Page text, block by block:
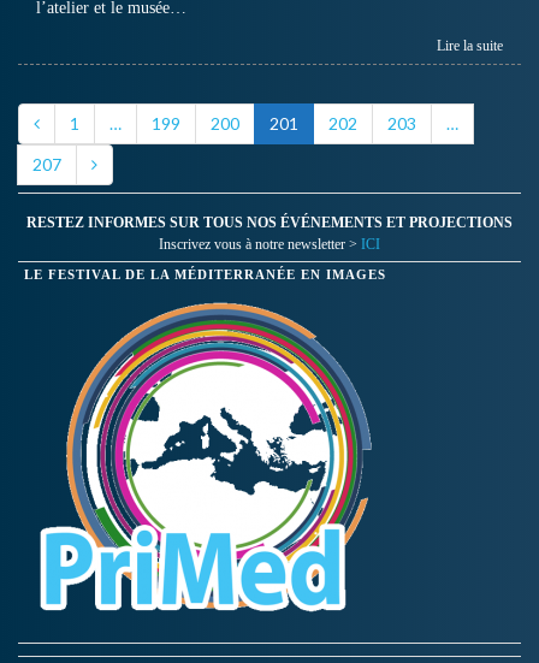
l’atelier et le musée…
Lire la suite
1 … 199 200 201 202 203
…
207
RESTEZ INFORMES SUR TOUS NOS ÉVÉNEMENTS ET PROJECTIONS
Inscrivez vous à notre newsletter > ICI
LE FESTIVAL DE LA MÉDITERRANÉE EN IMAGES